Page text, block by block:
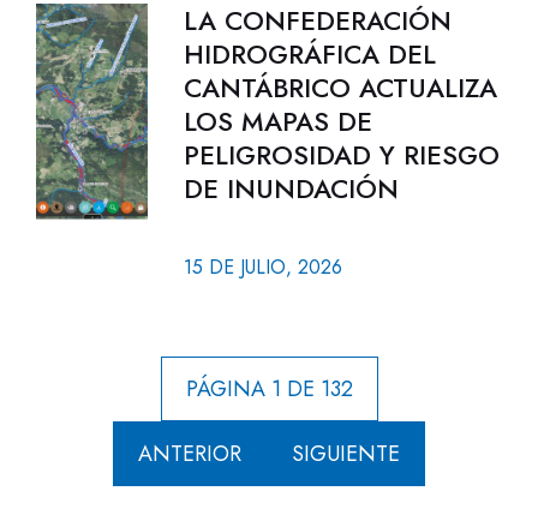
LA CONFEDERACIÓN
HIDROGRÁFICA DEL
CANTÁBRICO ACTUALIZA
LOS MAPAS DE
PELIGROSIDAD Y RIESGO
DE INUNDACIÓN
15 DE JULIO, 2026
PÁGINA 1 DE 132
ANTERIOR SIGUIENTE